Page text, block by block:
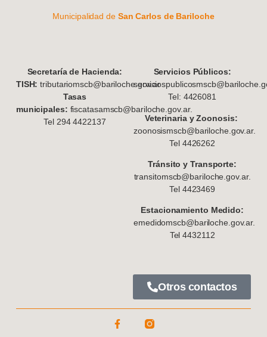
Municipalidad deSan Carlos de Bariloche
Secretaría de Hacienda:
TISH: tributariomscb@bariloche.gov.ar
Tasas
municipales: fiscatasamscb@bariloche.gov.ar.
Tel 294 4422137
Servicios Públicos:
Tel: 4426081
Veterinaria y Zoonosis:
zoonosismscb@bariloche.gov.ar.
Tel 4426262
Tránsito y Transporte:
transitomscb@bariloche.gov.ar.
Tel 4423469
Estacionamiento Medido:
emedidomscb@bariloche.gov.ar.
Tel 4432112
Otros contactos